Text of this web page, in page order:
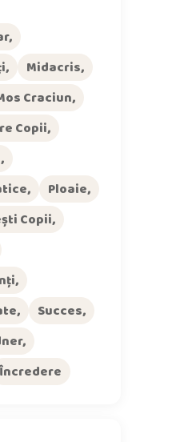
Midacris
Craciun
Copii
Ploaie
Copii
Succes
Încredere